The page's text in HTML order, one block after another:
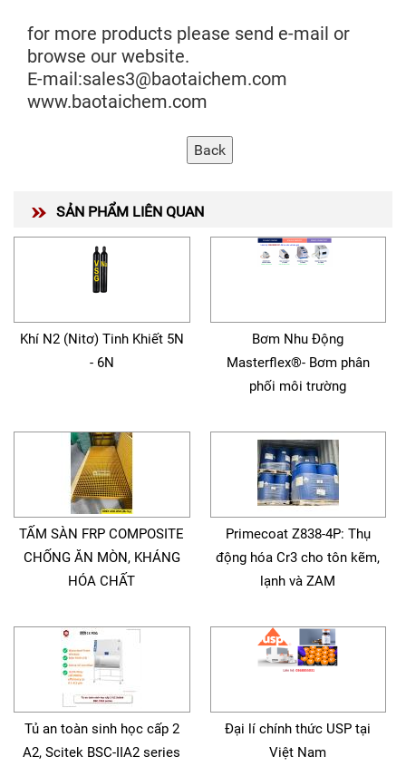
for more products please send e-mail or
browse our website.
E-mail:sales3@baotaichem.com
www.baotaichem.com
SẢN PHẨM LIÊN QUAN
Khí N2 (Nitơ) Tinh Khiết 5N
- 6N
Bơm Nhu Động
Masterflex®- Bơm phân
phối môi trường
TẤM SÀN FRP COMPOSITE
CHỐNG ĂN MÒN, KHÁNG
HÓA CHẤT
Primecoat Z838-4P: Thụ
động hóa Cr3 cho tôn kẽm,
lạnh và ZAM
Tủ an toàn sinh học cấp 2
A2, Scitek BSC-IIA2 series
Đại lí chính thức USP tại
Việt Nam